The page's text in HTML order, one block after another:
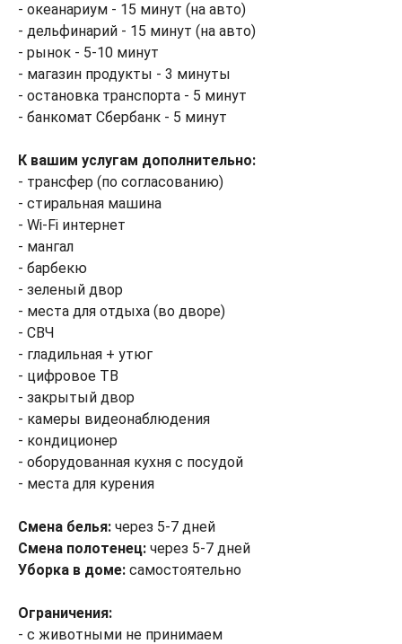
- океанариум - 15 минут (на авто)
- дельфинарий - 15 минут (на авто)
- рынок - 5-10 минут
- магазин продукты - 3 минуты
- остановка транспорта - 5 минут
- банкомат Сбербанк - 5 минут
К вашим услугам дополнительно:
- трансфер (по согласованию)
- стиральная машина
- Wi-Fi интернет
- мангал
- барбекю
- зеленый двор
- места для отдыха (во дворе)
- СВЧ
- гладильная + утюг
- цифровое ТВ
- закрытый двор
- камеры видеонаблюдения
- кондиционер
- оборудованная кухня с посудой
- места для курения
Смена белья: через 5-7 дней
Смена полотенец: через 5-7 дней
Уборка в доме: самостоятельно
Ограничения:
- с животными не принимаем